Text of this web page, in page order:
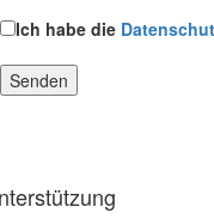
Ich habe die